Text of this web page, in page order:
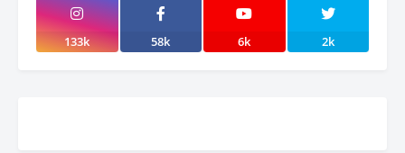
133k 58k 6k 2k